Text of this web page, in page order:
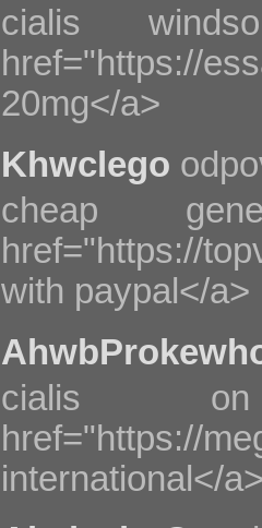
cialis
href="https://
20mg</a>
Khwclego
cheap
href="https://
with paypal</a>
cialis
international</